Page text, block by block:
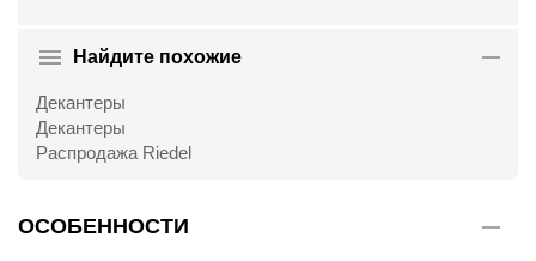
Найдите похожие
Декантеры
Декантеры
Распродажа Riedel
ОСОБЕННОСТИ